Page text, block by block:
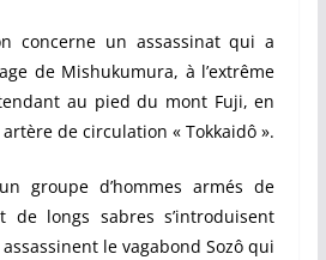
concerne un assassinat qui a
de Mishukumura, à l’extrême
au pied du mont Fuji, en
de circulation « Tokkaidô ».
groupe d’hommes armés de
de longs sabres s’introduisent
le vagabond Sozô qui